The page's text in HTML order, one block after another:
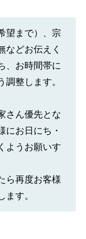
望まで）、宗
などお伝えく
、お時間帯に
調整します。
さん優先とな
にお日にち・
ようお願いす
ら再度お客様
す。